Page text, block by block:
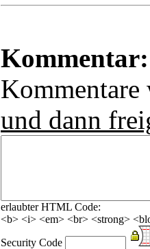
Kommentar:
und dann
erlaubter HTML Code:
<b> <i> <em> <br> <strong>
Security Code